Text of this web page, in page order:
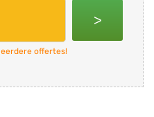
>
offertes!